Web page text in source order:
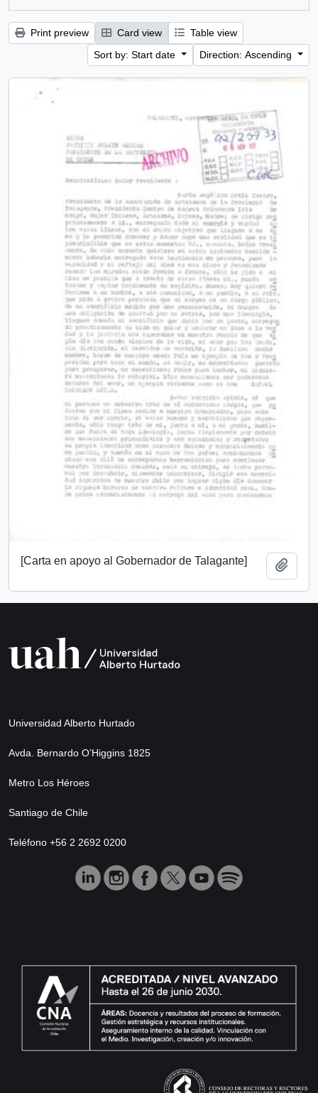
Print preview Card view
Table view
Sort by: Start date
Direction: Ascending
[Carta en apoyo al Gobernador de Talagante]
Universidad Alberto Hurtado
Avda. Bernardo O’Higgins 1825
Metro Los Héroes
Santiago de Chile
Teléfono +56 2 2692 0200